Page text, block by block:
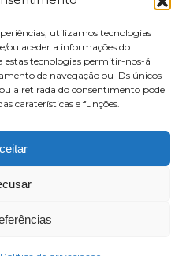
utilizamos tecnologias
ou aceder a informações do
tecnologias permitir-nos-á
de navegação ou IDs únicos
a retirada do consentimento pode
caraterísticas e funções.
All Rights Reserved
Termos e condições
acessibilidade